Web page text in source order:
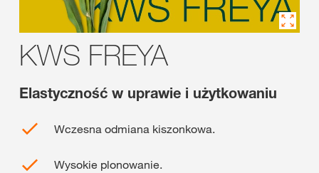
KWS FREYA
Elastyczność w uprawie i użytkowaniu
Wczesna odmiana kiszonkowa.
Wysokie plonowanie.